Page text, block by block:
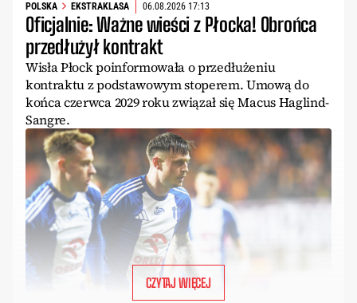
POLSKA EKSTRAKLASA 06.08.2026 17:13
Oficjalnie: Ważne wieści z Płocka! Obrońca
przedłużył kontrakt
Wisła Płock poinformowała o przedłużeniu
kontraktu z podstawowym stoperem. Umową do
końca czerwca 2029 roku związał się Macus Haglind-
Sangre.
CZYTAJ WIĘCEJ